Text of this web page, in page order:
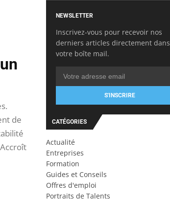
de
NEWSLETTER
Inscrivez-vous pour recevoir nos
derniers articles directement dans
votre boîte mail.
S'INSCRIRE
CATÉGORIES
Actualité
Entreprises
Formation
Guides et Conseils
Offres d'emploi
Portraits de Talents